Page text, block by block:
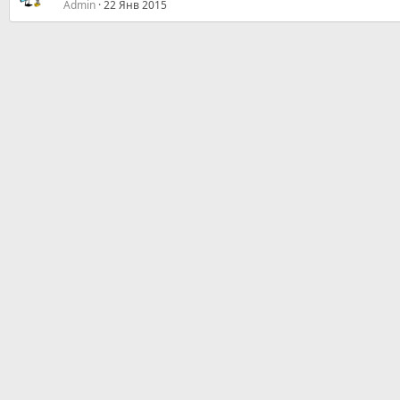
Admin 22 Янв 2015